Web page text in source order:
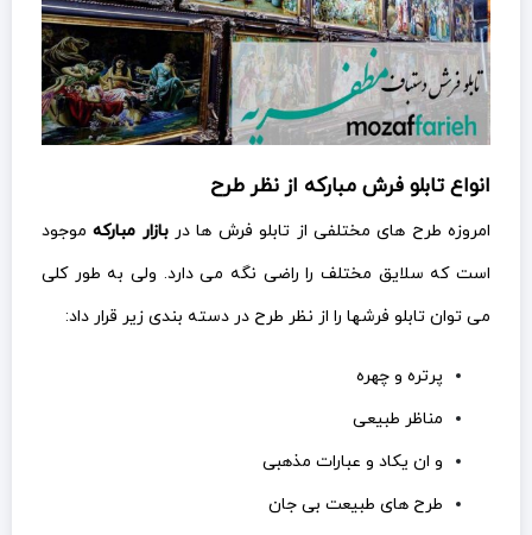
انواع تابلو فرش مبارکه از نظر طرح
امروزه طرح های مختلفی از تابلو فرش ها دربازار مبارکه موجود
است که سلایق مختلف را راضی نگه می دارد. ولی به طور کلی
می توان تابلو فرشها را از نظر طرح در دسته بندی زیر قرار داد:
پرتره و چهره
مناظر طبیعی
و ان یکاد و عبارات مذهبی
طرح های طبیعت بی جان